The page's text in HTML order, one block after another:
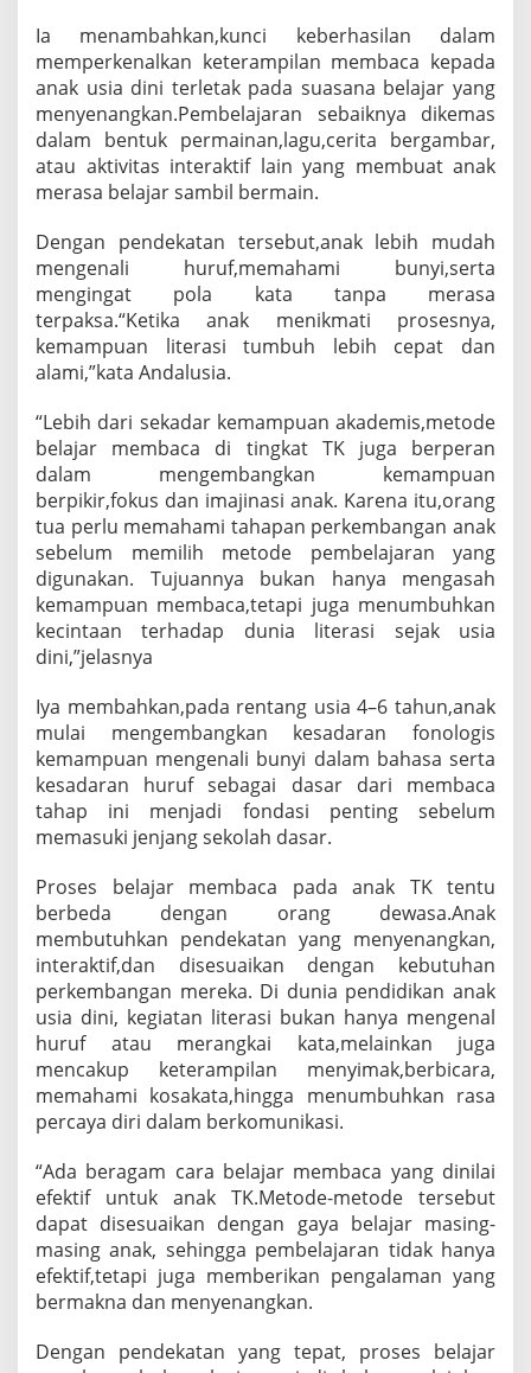
e
r
a
s
i
n
a
U
s
D
i
n
Ia menambahkan,kunci keberhasilan dalam
memperkenalkan keterampilan membaca kepada
anak usia dini terletak pada suasana belajar yang
menyenangkan.Pembelajaran sebaiknya dikemas
dalam bentuk permainan,lagu,cerita bergambar,
atau aktivitas interaktif lain yang membuat anak
merasa belajar sambil bermain.
Dengan pendekatan tersebut,anak lebih mudah
mengenali huruf,memahami bunyi,serta
mengingat pola kata tanpa merasa
terpaksa.“Ketika anak menikmati prosesnya,
kemampuan literasi tumbuh lebih cepat dan
alami,”kata Andalusia.
“Lebih dari sekadar kemampuan akademis,metode
belajar membaca di tingkat TK juga berperan
dalam mengembangkan kemampuan
berpikir,fokus dan imajinasi anak. Karena itu,orang
tua perlu memahami tahapan perkembangan anak
sebelum memilih metode pembelajaran yang
digunakan. Tujuannya bukan hanya mengasah
kemampuan membaca,tetapi juga menumbuhkan
kecintaan terhadap dunia literasi sejak usia
dini,”jelasnya
Iya membahkan,pada rentang usia 4–6 tahun,anak
mulai mengembangkan kesadaran fonologis
kemampuan mengenali bunyi dalam bahasa serta
kesadaran huruf sebagai dasar dari membaca
tahap ini menjadi fondasi penting sebelum
memasuki jenjang sekolah dasar.
Proses belajar membaca pada anak TK tentu
berbeda dengan orang dewasa.Anak
membutuhkan pendekatan yang menyenangkan,
interaktif,dan disesuaikan dengan kebutuhan
perkembangan mereka. Di dunia pendidikan anak
usia dini, kegiatan literasi bukan hanya mengenal
huruf atau merangkai kata,melainkan juga
mencakup keterampilan menyimak,berbicara,
memahami kosakata,hingga menumbuhkan rasa
percaya diri dalam berkomunikasi.
“Ada beragam cara belajar membaca yang dinilai
efektif untuk anak TK.Metode-metode tersebut
dapat disesuaikan dengan gaya belajar masing-
masing anak, sehingga pembelajaran tidak hanya
efektif,tetapi juga memberikan pengalaman yang
bermakna dan menyenangkan.
Dengan pendekatan yang tepat, proses belajar